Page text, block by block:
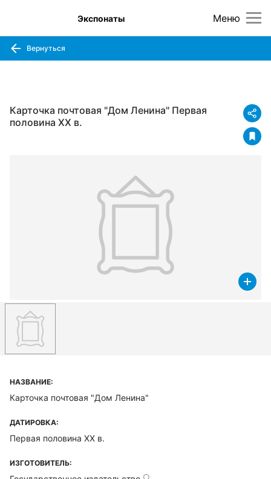
Меню
Экспонаты
Вернуться
Карточка почтовая "Дом Ленина" Первая
половина XX в.
НАЗВАНИЕ:
Карточка почтовая "Дом Ленина"
ДАТИРОВКА:
Первая половина XX в.
ИЗГОТОВИТЕЛЬ: